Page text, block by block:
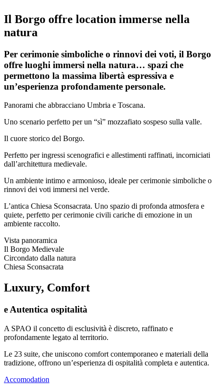
Il Borgo offre location immerse nella
natura
Per cerimonie simboliche o rinnovi dei voti, il Borgo
offre luoghi immersi nella natura… spazi che
permettono la massima libertà espressiva e
un’esperienza profondamente personale.
Panorami che abbracciano Umbria e Toscana.
Uno scenario perfetto per un “sì” mozzafiato sospeso sulla valle.
Il cuore storico del Borgo.
Perfetto per ingressi scenografici e allestimenti raffinati, incorniciati
dall’architettura medievale.
Un ambiente intimo e armonioso, ideale per cerimonie simboliche o
rinnovi dei voti immersi nel verde.
L’antica Chiesa Sconsacrata. Uno spazio di profonda atmosfera e
quiete, perfetto per cerimonie civili cariche di emozione in un
ambiente raccolto.
Vista panoramica
Il Borgo Medievale
Circondato dalla natura
Chiesa Sconsacrata
Luxury, Comfort
e Autentica ospitalità
A SPAO il concetto di esclusività è discreto, raffinato e
profondamente legato al territorio.
Le 23 suite, che uniscono comfort contemporaneo e materiali della
tradizione, offrono un’esperienza di ospitalità completa e autentica.
Accomodation